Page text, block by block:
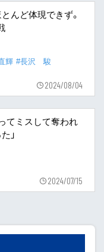
んど体現できず。
輝 #長沢 駿
2024/08/04
てミスして奪われ
」
2024/07/15